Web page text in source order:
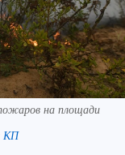
на площади
КП